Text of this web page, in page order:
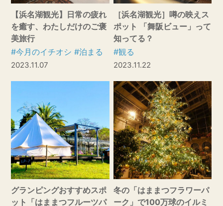
【浜名湖観光】日常の疲れ
を癒す、わたしだけのご褒
美旅行
#今月のイチオシ #泊まる
2023.11.07
［浜名湖観光］噂の映えス
ポット 「舞阪ビュー」って
知ってる？
#観る
2023.11.22
グランピングおすすめスポ
ット「はままつフルーツパ
冬の「はままつフラワーパ
ーク」で100万球のイルミ